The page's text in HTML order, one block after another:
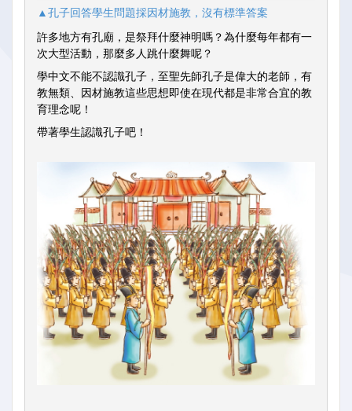
▲孔子回答學生問題採因材施教，沒有標準答案
許多地方有孔廟，是祭拜什麼神明嗎？為什麼每年都有一
次大型活動，那麼多人跳什麼舞呢？
學中文不能不認識孔子，至聖先師孔子是偉大的老師，有
教無類、因材施教這些思想即使在現代都是非常合宜的教
育理念呢！
帶著學生認識孔子吧！